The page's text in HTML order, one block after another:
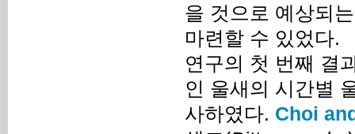
을 것으로 예상되
마련할 수 있었다.
연구의 첫 번째 결
인 울새의 시간별
사하였다. Choi